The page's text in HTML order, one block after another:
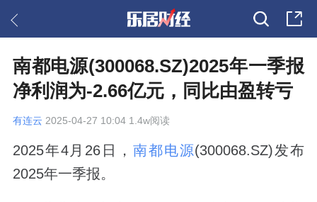
南都电源(300068.SZ)2025年一季报
净利润为-2.66亿元，同比由盈转亏
有连云 2025-04-27 10:04 1.4w阅读
2025年4月26日， 南都电源(300068.SZ)发布
2025年一季报。